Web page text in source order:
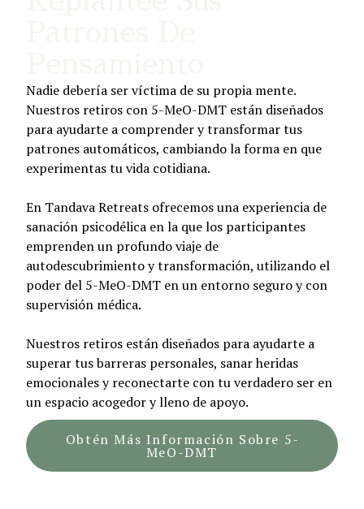
Nadie debería ser víctima de su propia mente.
Nuestros retiros con 5-MeO-DMT están diseñados
para ayudarte a comprender y transformar tus
patrones automáticos, cambiando la forma en que
experimentas tu vida cotidiana.
En Tandava Retreats ofrecemos una experiencia de
sanación psicodélica en la que los participantes
emprenden un profundo viaje de
autodescubrimiento y transformación, utilizando el
poder del 5-MeO-DMT en un entorno seguro y con
supervisión médica.
Nuestros retiros están diseñados para ayudarte a
superar tus barreras personales, sanar heridas
emocionales y reconectarte con tu verdadero ser en
un espacio acogedor y lleno de apoyo.
Obtén Más Información Sobre 5-
MeO-DMT